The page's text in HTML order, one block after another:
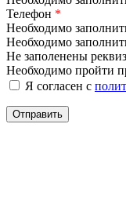
Телефон *
Необходимо
Необходимо
Не заполенены
Необходимо пройти
Я согласен с
Отправить